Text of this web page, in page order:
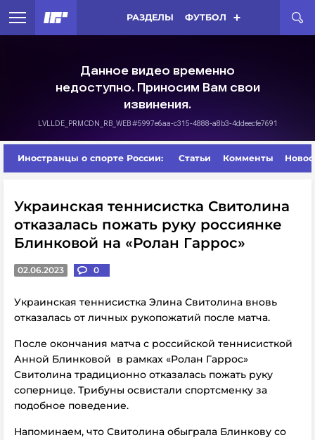
РАЗДЕЛЫ ФУТБОЛ
Иностранцы о спорте России: Статьи Комменты
Украинская теннисистка Свитолина
отказалась пожать руку россиянке
Блинковой на «Ролан Гаррос»
02.06.2023 0
Украинская теннисистка Элина Свитолина вновь
отказалась от личных рукопожатий после матча.
После окончания матча с российской теннисисткой
Анной Блинковой в рамках «Ролан Гаррос»
Свитолина традиционно отказалась пожать руку
сопернице. Трибуны освистали спортсменку за
подобное поведение.
Напоминаем, что Свитолина обыграла Блинкову со